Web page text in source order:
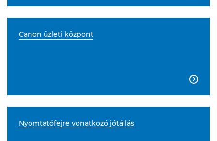
Canon üzleti központ

Nyomtatófejre vonatkozó jótállás